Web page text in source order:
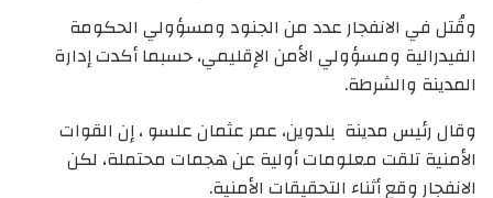
وقُتل في الانفجار عدد من الجنود ومسؤولي الحكومة
الفيدرالية ومسؤولي الأمن الإقليمي، حسبما أكدت إدارة
المدينة والشرطة.
وقال رئيس مدينة بلدوين، عمر عثمان علسو ، إن القوات
الأمنية تلقت معلومات أولية عن هجمات محتملة، لكن
الانفجار وقع أثناء التحقيقات الأمنية.